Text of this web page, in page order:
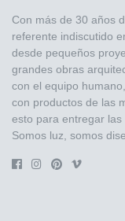
Con más de 30 años
referente indiscutido
desde pequeños
grandes obras
con el equipo
con productos de las
esto para entregar las
Somos luz, somos